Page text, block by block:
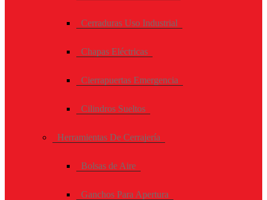
Cerraduras Uso Industrial
Chapas Eléctricas
Cierrapuertas Emergencia
Cilindros Sueltos
Herramientas De Cerrajería
Bolsas de Aire
Ganchos Para Apertura